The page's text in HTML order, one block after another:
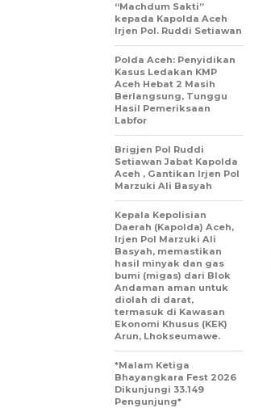
“Machdum Sakti”
kepada Kapolda Aceh
Irjen Pol. Ruddi Setiawan
Polda Aceh: Penyidikan
Kasus Ledakan KMP
Aceh Hebat 2 Masih
Berlangsung, Tunggu
Hasil Pemeriksaan
Labfor
Brigjen Pol Ruddi
Setiawan Jabat Kapolda
Aceh , Gantikan Irjen Pol
Marzuki Ali Basyah
Kepala Kepolisian
Daerah (Kapolda) Aceh,
Irjen Pol Marzuki Ali
Basyah, memastikan
hasil minyak dan gas
bumi (migas) dari Blok
Andaman aman untuk
diolah di darat,
termasuk di Kawasan
Ekonomi Khusus (KEK)
Arun, Lhokseumawe.
*Malam Ketiga
Bhayangkara Fest 2026
Dikunjungi 33.149
Pengunjung*